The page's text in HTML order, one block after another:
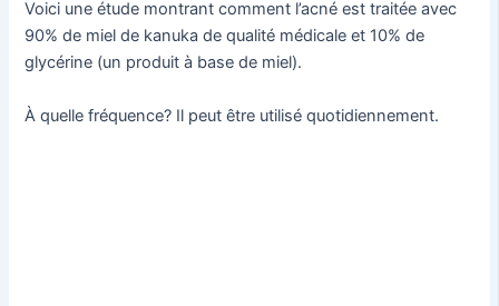
Voici une étude montrant comment l’acné est traitée avec
90% de miel de kanuka de qualité médicale et 10% de
glycérine (un produit à base de miel).
À quelle fréquence? Il peut être utilisé quotidiennement.